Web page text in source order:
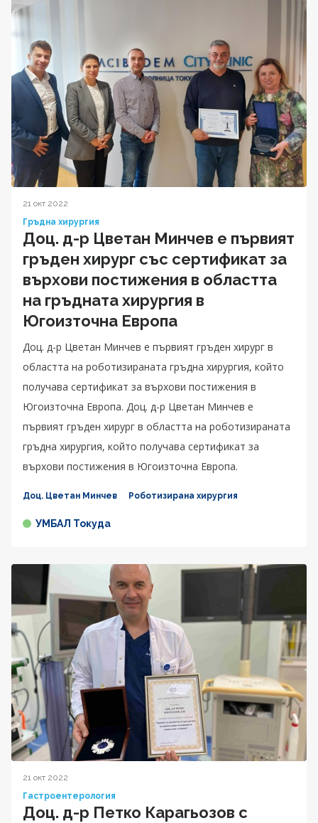
21 окт 2022
Гръдна хирургия
Доц. д-р Цветан Минчев е първият
гръден хирург със сертификат за
върхови постижения в областта
на гръдната хирургия в
Югоизточна Европа
Доц. д-р Цветан Минчев е първият гръден хирург в
областта на роботизираната гръдна хирургия, който
получава сертификат за върхови постижения в
Югоизточна Европа. Доц. д-р Цветан Минчев е
първият гръден хирург в областта на роботизираната
гръдна хирургия, който получава сертификат за
върхови постижения в Югоизточна Европа.
Доц. Цветан Минчев Роботизирана хирургия
УМБАЛ Токуда
21 окт 2022
Гастроентерология
Доц. д-р Петко Карагьозов с